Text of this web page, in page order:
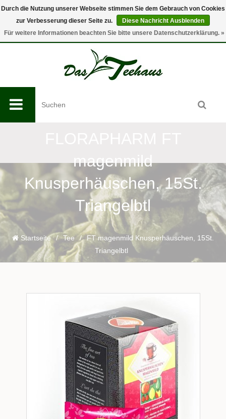
0
magenmild
Knusperhäuschen, 15St.
Triangelbtl
Startseite / Tee / FT magenmild Knusperhäuschen, 15St.
Triangelbtl
Durch die Nutzung unserer Webseite stimmen Sie dem Gebrauch von Cookies
zur Verbesserung dieser Seite zu.
Diese Nachricht Ausblenden
Für weitere Informationen beachten Sie bitte unsere Datenschutzerklärung. »